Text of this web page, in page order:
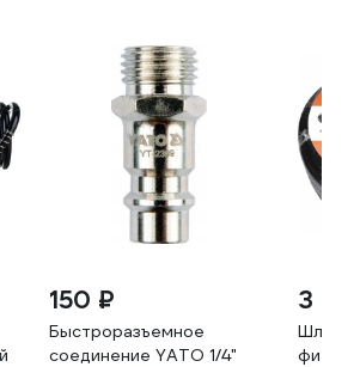
150 ₽
Быстроразъемное
соединение YATO 1/4"
3
Шланг